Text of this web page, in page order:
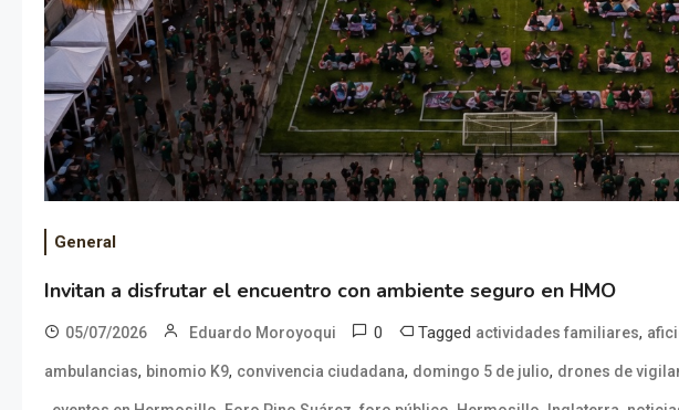
General
Invitan a disfrutar el encuentro con ambiente seguro en HMO
05/07/2026 Eduardo Moroyoqui 0 Tagged actividades familiares,
ambulancias, binomio K9, convivencia ciudadana, domingo 5 de julio, drones de